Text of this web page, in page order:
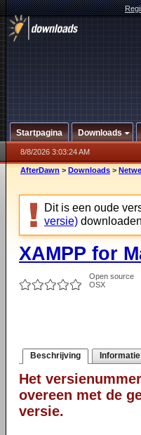
Startpagina Downloads
8/8/2026 3:03:24 AM
AfterDawn > Downloads >
Dit is een oude
versie)
XAMPP for
Open source
OSX
Beschrijving Informatie
Het
overeen met de
versie.